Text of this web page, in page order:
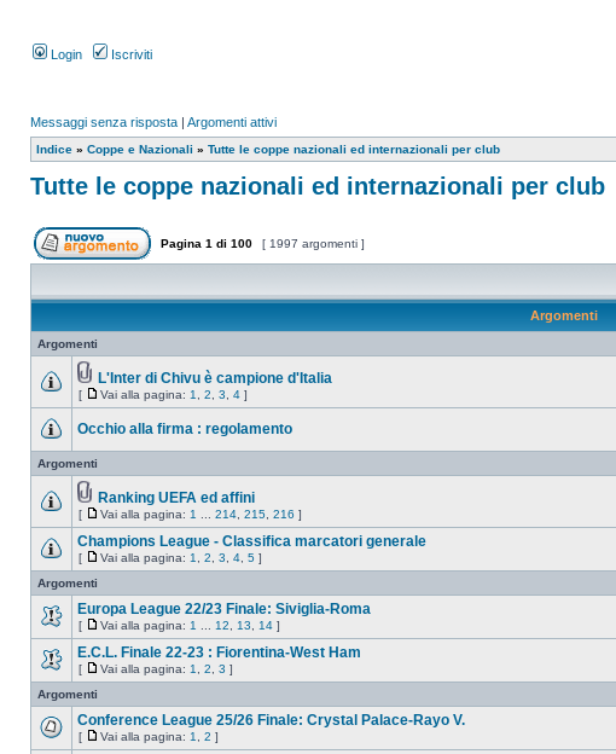
Login Iscriviti
Messaggi senza risposta | Argomenti attivi
Indice » Coppe e Nazionali » Tutte le coppe nazionali ed internazionali per club
Tutte le coppe nazionali ed internazionali per club
Pagina 1 di 100 [ 1997 argomenti ]
Argomenti
Argomenti
L'Inter di Chivu è campione d'Italia
[ Vai alla pagina: 1 2 3 4 ]
Occhio alla firma : regolamento
Argomenti
Ranking UEFA ed affini
[ Vai alla pagina: 1 214 215 216 ]
Champions League - Classifica marcatori generale
[ Vai alla pagina: 1 2 3 4 5 ]
Argomenti
Europa League 22/23 Finale: Siviglia-Roma
[ Vai alla pagina: 1 12 13 14 ]
E.C.L. Finale 22-23 : Fiorentina-West Ham
[ Vai alla pagina: 1 2 3 ]
Argomenti
Conference League 25/26 Finale: Crystal Palace-Rayo V.
[ Vai alla pagina: 1 2 ]